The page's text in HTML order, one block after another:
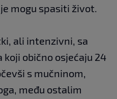
mogu spasiti život.
ali intenzivni, sa
obično osjećaju 24
s mučninom,
među ostalim